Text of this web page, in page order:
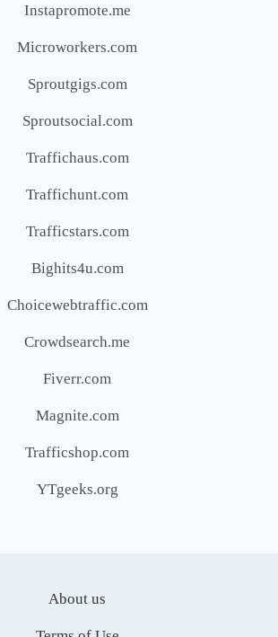
Instapromote.me
Microworkers.com
Sproutgigs.com
Sproutsocial.com
Traffichaus.com
Traffichunt.com
Trafficstars.com
Bighits4u.com
Choicewebtraffic.com
Crowdsearch.me
Fiverr.com
Magnite.com
Trafficshop.com
YTgeeks.org
About us